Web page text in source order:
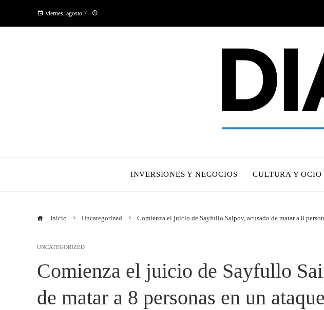
viernes, agosto 7
INVERSIONES Y NEGOCIOS CULTURA Y OCIO
Inicio Uncategorized Comienza el juicio de Sayfullo Saipov, acusado de matar a 8
UNCATEGORIZED
Comienza el juicio de Sayfullo
de matar a 8 personas en un